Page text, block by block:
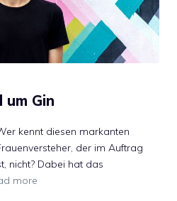
um Gin
kennt diesen markanten
der im Auftrag
nicht? Dabei hat das
more